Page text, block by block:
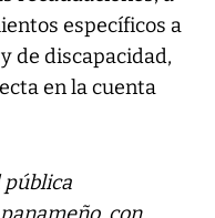
específicos a
de discapacidad,
en la cuenta
pública
con